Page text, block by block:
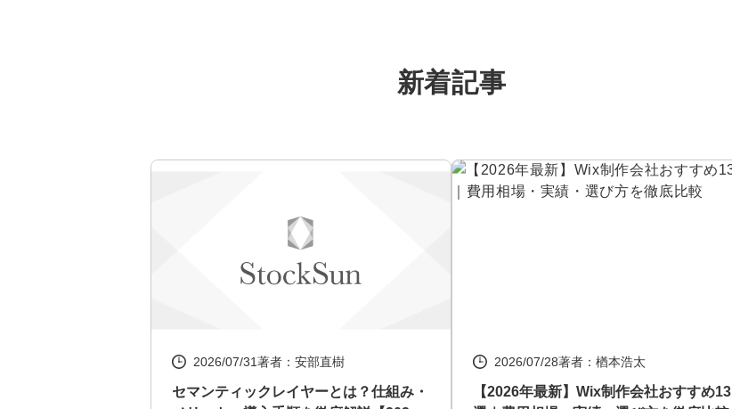
新着記事
2026/07/31著者：安部直樹
セマンティックレイヤーとは？仕組み・
2026/07/28著者：楢本浩太
【2026年最新】Wix制作会社おすすめ13